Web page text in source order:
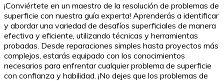
¡Conviértete en un maestro de la resolución de problemas de
superficie con nuestra guía experta! Aprenderás a identificar
y abordar una variedad de desafíos superficiales de manera
efectiva y eficiente, utilizando técnicas y herramientas
probadas. Desde reparaciones simples hasta proyectos más
complejos, estarás equipado con los conocimientos
necesarios para enfrentar cualquier problema de superficie
con confianza y habilidad. ¡No dejes que los problemas de